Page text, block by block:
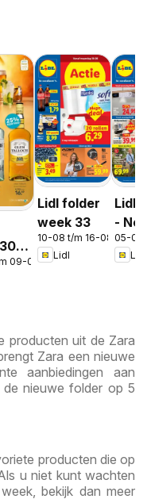
&
09-08-2026
Lidl folder
week 33
10-08 t/m 16-08-2026
Lidl
Lidl
-
05-08
Lidl
producten uit de Zara
Zara een nieuwe
aanbiedingen aan
nieuwe folder op 5
producten die op
u niet kunt wachten
bekijk dan meer